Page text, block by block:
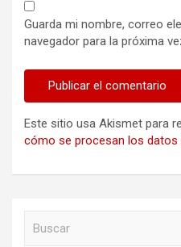
Guarda mi nombre, correo
navegador para la próxima
Este sitio usa Akismet para
cómo se procesan los datos